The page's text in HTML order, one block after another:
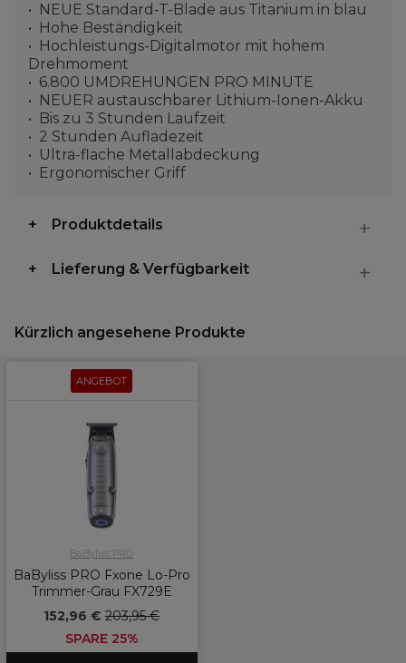
NEUE Standard-T-Blade aus Titanium in blau
Hohe Beständigkeit
Hochleistungs-Digitalmotor mit hohem
Drehmoment
6.800 UMDREHUNGEN PRO MINUTE
NEUER austauschbarer Lithium-Ionen-Akku
Bis zu 3 Stunden Laufzeit
2 Stunden Aufladezeit
Ultra-flache Metallabdeckung
Ergonomischer Griff
Produktdetails
Lieferung & Verfügbarkeit
Kürzlich angesehene Produkte
ANGEBOT
BaByliss PRO
BaByliss PRO Fxone Lo-Pro
Trimmer-Grau FX729E
152,96 € 203,95 €
SPARE 25%